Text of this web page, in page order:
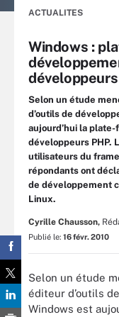
ACTUALITES
Windows :
Selon un étude
d’outils de
aujourd’hui la
développeurs PHP.
utilisateurs du
répondants ont
de développement
Linux.
Cyrille Chausson,
Publié le: 16 févr. 2010
Selon un étude
éditeur d’outils
Windows est